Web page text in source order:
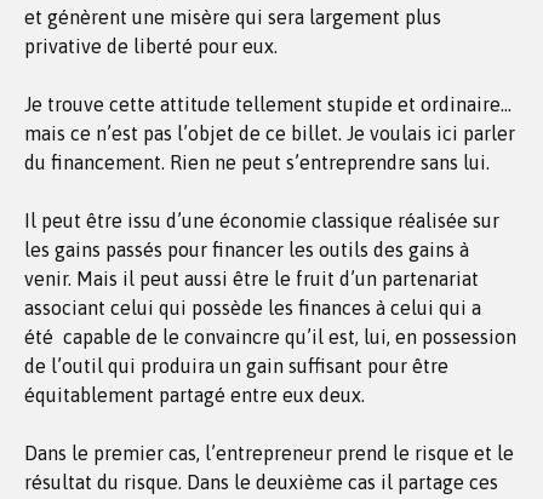
et génèrent une misère qui sera largement plus
privative de liberté pour eux.
Je trouve cette attitude tellement stupide et ordinaire…
mais ce n’est pas l’objet de ce billet. Je voulais ici parler
du financement. Rien ne peut s’entreprendre sans lui.
Il peut être issu d’une économie classique réalisée sur
les gains passés pour financer les outils des gains à
venir. Mais il peut aussi être le fruit d’un partenariat
associant celui qui possède les finances à celui qui a
été capable de le convaincre qu’il est, lui, en possession
de l’outil qui produira un gain suffisant pour être
équitablement partagé entre eux deux.
Dans le premier cas, l’entrepreneur prend le risque et le
résultat du risque. Dans le deuxième cas il partage ces